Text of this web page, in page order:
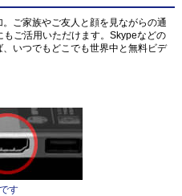
ご家族やご友人と顔を見ながらの通
ご活用いただけます。Skypeなどの
いつでもどこでも世界中と無料ビデ
す